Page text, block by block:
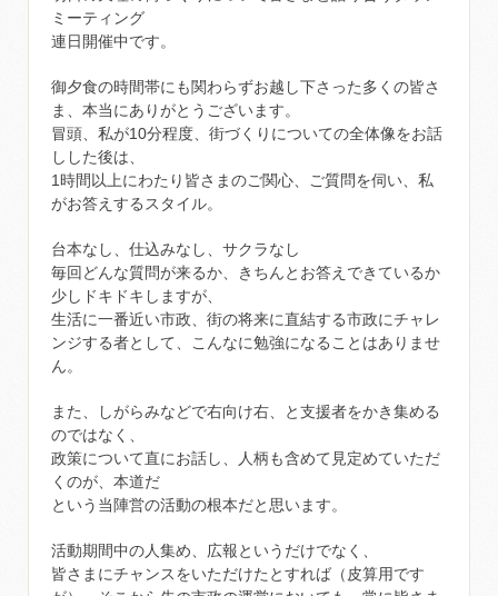
ミーティング
連日開催中です。
御夕食の時間帯にも関わらずお越し下さった多くの皆さ
ま、本当にありがとうございます。
冒頭、私が10分程度、街づくりについての全体像をお話
しした後は、
1時間以上にわたり皆さまのご関心、ご質問を伺い、私
がお答えするスタイル。
台本なし、仕込みなし、サクラなし
毎回どんな質問が来るか、きちんとお答えできているか
少しドキドキしますが、
生活に一番近い市政、街の将来に直結する市政にチャレ
ンジする者として、こんなに勉強になることはありませ
ん。
また、しがらみなどで右向け右、と支援者をかき集める
のではなく、
政策について直にお話し、人柄も含めて見定めていただ
くのが、本道だ
という当陣営の活動の根本だと思います。
活動期間中の人集め、広報というだけでなく、
皆さまにチャンスをいただけたとすれば（皮算用です